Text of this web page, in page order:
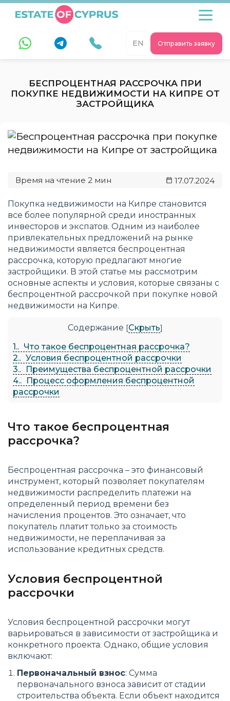
Отправить заявку
EN
БЕСПРОЦЕНТНАЯ РАССРОЧКА ПРИ
ПОКУПКЕ НЕДВИЖИМОСТИ НА КИПРЕ ОТ
ЗАСТРОЙЩИКА
17.07.2024
Покупка недвижимости на Кипре становится
все более популярной среди иностранных
инвесторов и экспатов. Одним из наиболее
привлекательных предложений на рынке
недвижимости является беспроцентная
рассрочка, которую предлагают многие
застройщики. В этой статье мы рассмотрим
основные аспекты и условия, которые связаны с
беспроцентной рассрочкой при покупке новой
недвижимости на Кипре.
Содержание [Скрыть]
1.
Что такое беспроцентная рассрочка?
2.
Условия беспроцентной рассрочки
3.
Преимущества беспроцентной рассрочки
4.
Процесс оформления беспроцентной
рассрочки
Что такое беспроцентная
рассрочка?
Беспроцентная рассрочка – это финансовый
инструмент, который позволяет покупателям
недвижимости распределить платежи на
определенный период времени без
начисления процентов. Это означает, что
покупатель платит только за стоимость
недвижимости, не переплачивая за
использование кредитных средств.
Условия беспроцентной
рассрочки
Условия беспроцентной рассрочки могут
варьироваться в зависимости от застройщика и
конкретного проекта. Однако, общие условия
включают:
Первоначальный взнос: Сумма
первоначального взноса зависит от стадии
строительства объекта. Если объект находится